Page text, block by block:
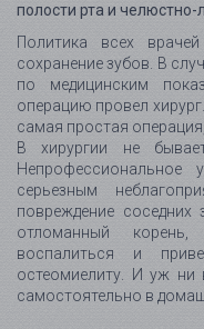
полости рта и челюстно-
Политика всех
сохранение зубов. В
по медицинским
операцию провел
самая простая
В хирургии не
серьезным
повреждение
отломанный
воспалиться и
остеомиелиту. И уж ни
самостоятельно в